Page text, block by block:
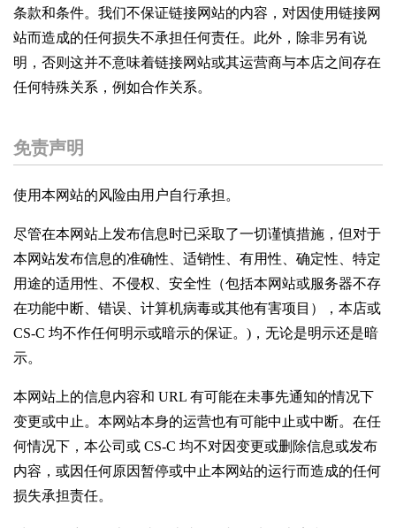
条款和条件。我们不保证链接网站的内容，对因使用链接网
站而造成的任何损失不承担任何责任。此外，除非另有说
明，否则这并不意味着链接网站或其运营商与本店之间存在
任何特殊关系，例如合作关系。
免责声明
使用本网站的风险由用户自行承担。
尽管在本网站上发布信息时已采取了一切谨慎措施，但对于
本网站发布信息的准确性、适销性、有用性、确定性、特定
用途的适用性、不侵权、安全性（包括本网站或服务器不存
在功能中断、错误、计算机病毒或其他有害项目），本店或
CS-C 均不作任何明示或暗示的保证。)，无论是明示还是暗
示。
本网站上的信息内容和 URL 有可能在未事先通知的情况下
变更或中止。本网站本身的运营也有可能中止或中断。在任
何情况下，本公司或 CS-C 均不对因变更或删除信息或发布
内容，或因任何原因暂停或中止本网站的运行而造成的任何
损失承担责任。